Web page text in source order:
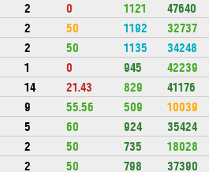
2 0 1121 47640
2 50 1192 32737
2 50 1135 34248
1 0 945 42239
14 21.43 829 41176
9 55.56 509 10039
5 60 924 35424
2 50 735 18028
2 50 798 37390